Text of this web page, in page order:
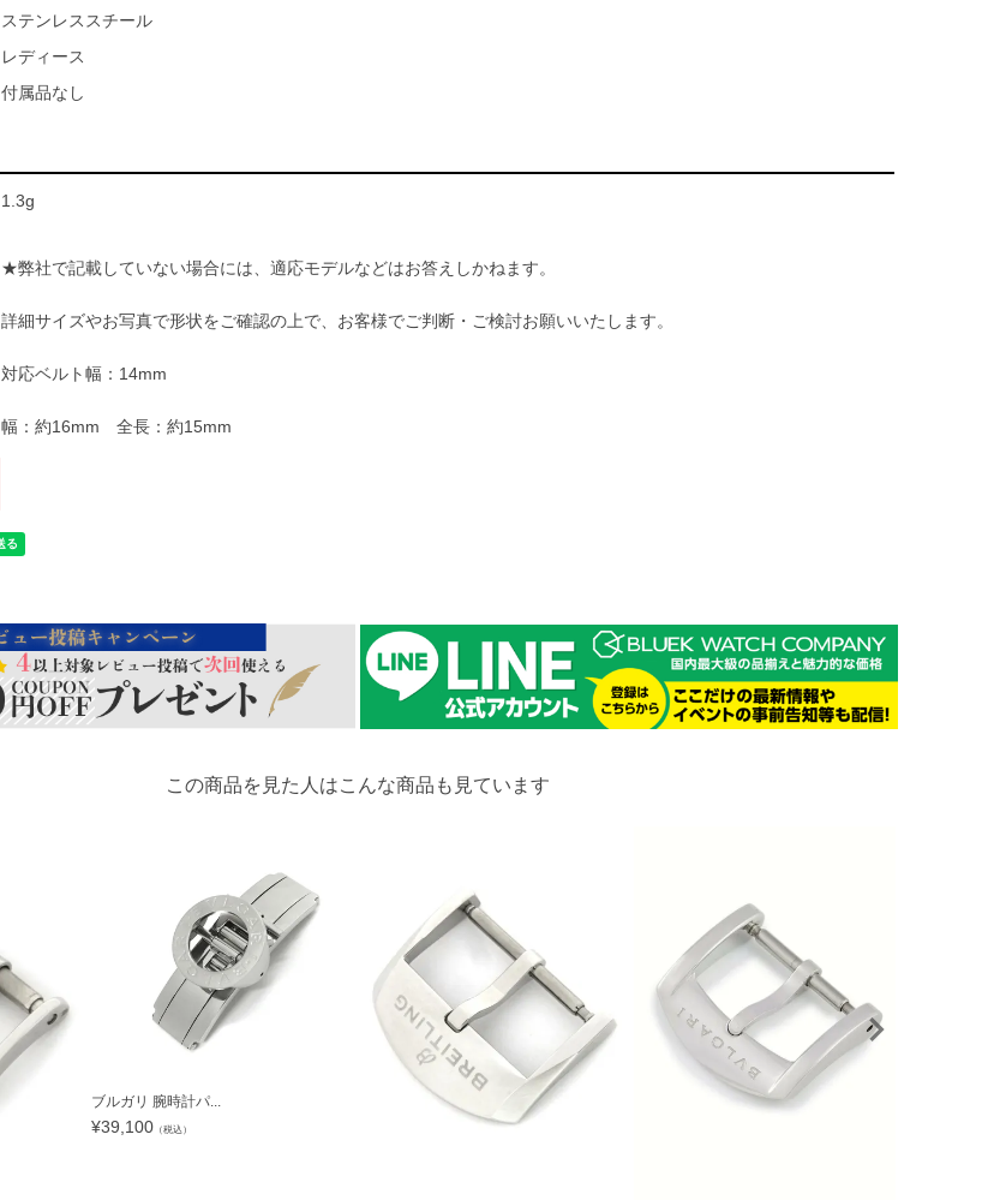
ステンレススチール
レディース
付属品なし
1.3g
★弊社で記載していない場合には、適応モデルなどはお答えしかねます。
詳細サイズやお写真で形状をご確認の上で、お客様でご判断・ご検討お願いいたします。
対応ベルト幅：14mm
幅：約16mm 全長：約15mm
この商品を見た人はこんな商品も見ています
ブルガリ 腕時計パ...
¥39,100 （税込）